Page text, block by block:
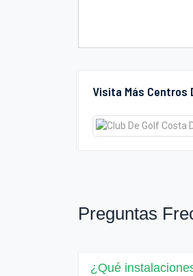
Visita Más Centros
Preguntas
¿Qué